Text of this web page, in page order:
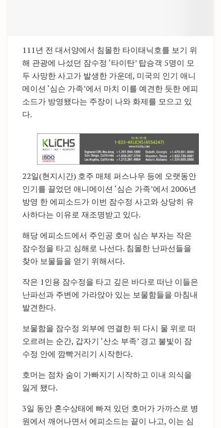
111년 전 대서양에서 침몰한 타이태닉호를 보기 위
해 관광에 나섰던 잠수정 ‘타이탄’ 탑승객 5명이 모
두 사망한 사고가 발생한 가운데, 미국의 인기 애니
메이션 ‘심슨 가족’에서 마치 이를 예견한 듯한 에피
소드가 방영됐다는 주장이 나와 화제를 모으고 있
다.
22일(현지시간) 호주 매체 퍼스나우 등에 오랫동안
인기를 끌었던 애니메이션 ‘심슨 가족’에서 2006년
방영 한 에피소드가 이번 잠수정 사고와 상당히 유
사하다는 이유로 재조명받고 있다.
해당 에피소드에서 주인공 호머 심슨 부자는 작은
잠수정을 타고 심해로 나선다. 침몰한 난파선들을
찾아 보물들을 얻기 위해서다.
작은 1인용 잠수정을 타고 깊은 바다로 떠난 이들은
난파선과 주변에 가라앉아 있는 보물함들을 마침내
발견한다.
보물함을 잠수정 외부에 연결한 뒤 다시 물 위로 떠
오르려는 순간, 갑자기 ‘산소 부족’ 경고 불빛이 잠
수정 안에 깜빡거리기 시작한다.
호머는 점차 숨이 가빠지기 시작하고 이내 의식을
잃게 됐다.
3일 동안 혼수상태에 빠져 있던 호머가 가까스로 병
원에서 깨어나면서 에피소드는 끝이 나고, 이는 심